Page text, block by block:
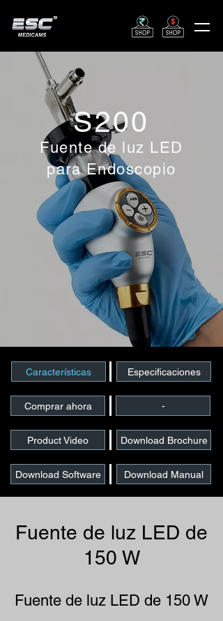
S200
Fuente de luz LED
para Endoscopio
Características Especificaciones
Comprar ahora -
Product Video Download Brochure
Download Software Download Manual
Fuente de luz LED de
150 W
Fuente de luz LED de 150 W